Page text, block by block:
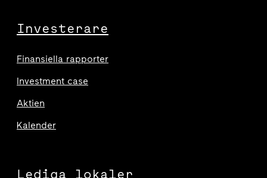
Investerare
Finansiella rapporter
Investment case
Aktien
Kalender
Lediga lokaler